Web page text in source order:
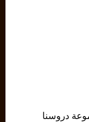
دروسنا